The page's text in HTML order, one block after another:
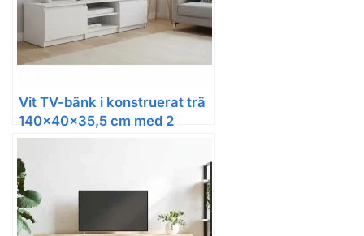
Vit TV-bänk i konstruerat trä
140x40x35,5 cm med 2
dörrar